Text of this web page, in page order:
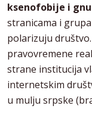
ksenofobije i
stranicama i
polarizuju
pravovremene
strane institucija
internetskim
u mulju srpske